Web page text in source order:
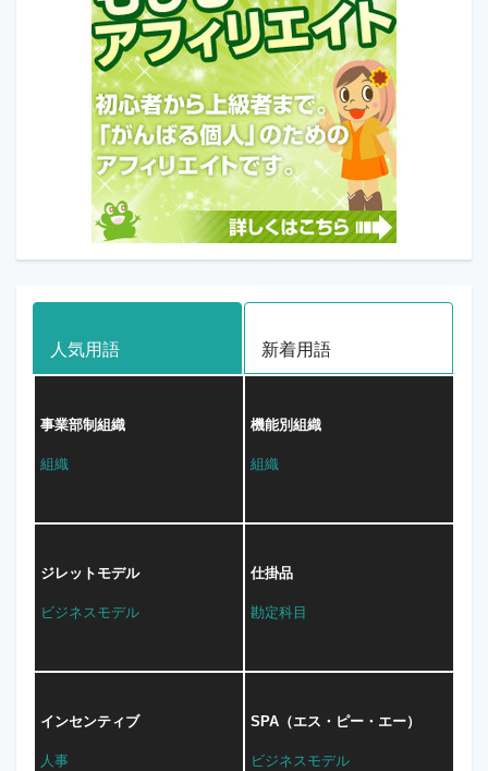
人気用語 新着用語
事業部制組織
組織
機能別組織
組織
ジレットモデル
ビジネスモデル
仕掛品
勘定科目
インセンティブ
人事
SPA（エス・ピー・エー）
ビジネスモデル